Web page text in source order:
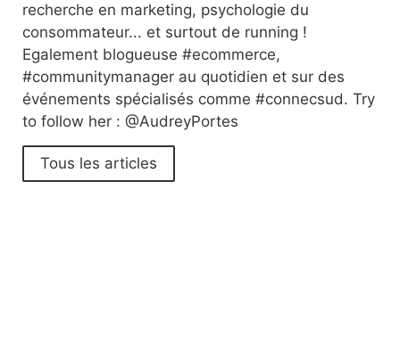
recherche en marketing, psychologie du
consommateur... et surtout de running !
Egalement blogueuse #ecommerce,
#communitymanager au quotidien et sur des
événements spécialisés comme #connecsud. Try
to follow her : @AudreyPortes
Tous les articles